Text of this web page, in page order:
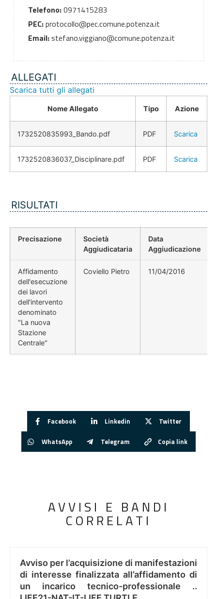
Telefono:0971415283
PEC:protocollo@pec.comune.potenza.it
Email:stefano.viggiano@comune.potenza.it
ALLEGATI
Scarica tutti gli allegati
Nome Allegato Tipo Azione
1732520835993_Bando.pdf PDF Scarica
1732520836037_Disciplinare.pdf PDF Scarica
RISULTATI
Precisazione
Società
Aggiudicataria
Data
Aggiudicazione
Affidamento
dell'esecuzione
dei lavori
dell'intervento
denominato
"La nuova
Stazione
Centrale"
Coviello Pietro 11/04/2016
Facebook Linkedin Twitter
WhatsApp Telegram Copia link
AVVISI E BANDI
CORRELATI
Avviso per l’acquisizione di manifestazioni
di interesse finalizzata all’affidamento di
un incarico tecnico-professionale ..